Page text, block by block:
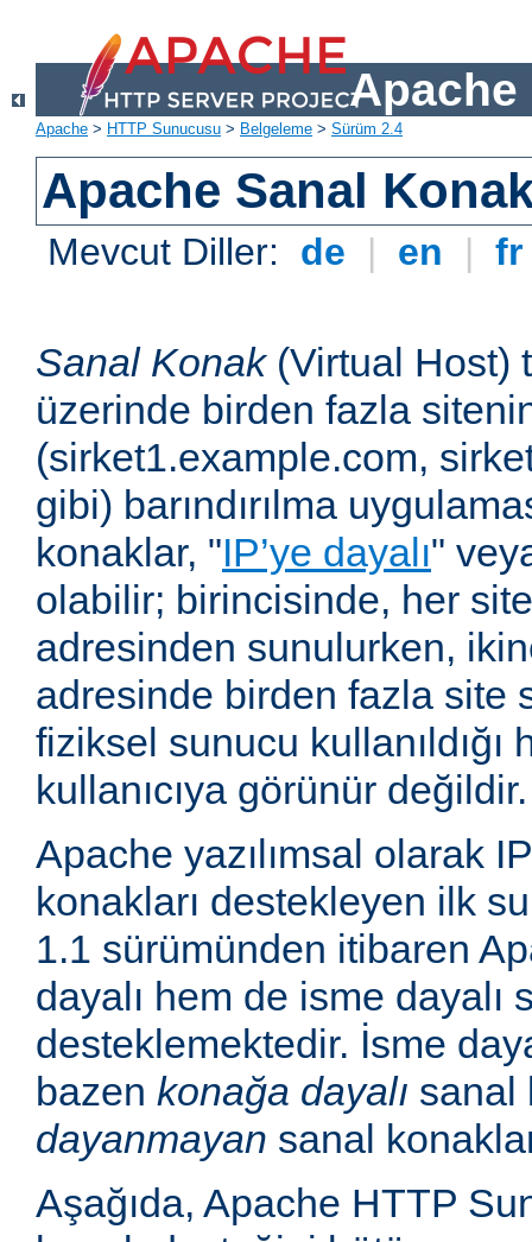
Apache
Apache > HTTP Sunucusu > Belgeleme > Sürüm 2.4
Apache Sanal
Mevcut Diller: de | en |
Sanal Konak(Virtual Host)
üzerinde birden fazla
(sirket1.example.com,
gibi) barındırılma
konaklar, "IP’ye dayalı"
olabilir; birincisinde, her
adresinden sunulurken,
adresinde birden fazla site
fiziksel sunucu
kullanıcıya görünür değildir.
Apache yazılımsal olarak
konakları destekleyen ilk
1.1 sürümünden itibaren
dayalı hem de isme dayalı
desteklemektedir. İsme
bazen konağa dayalı sanal
dayanmayan sanal
Aşağıda, Apache HTTP